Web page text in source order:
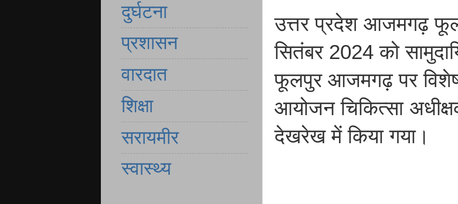
उत्तर प्रदेश आजमगढ़
सितंबर 2024 को
फूलपुर आजमगढ़ पर विशेष
आयोजन चिकित्सा
देखरेख में किया गया।
दुर्घटना
प्रशासन
वारदात
शिक्षा
सरायमीर
स्वास्थ्य